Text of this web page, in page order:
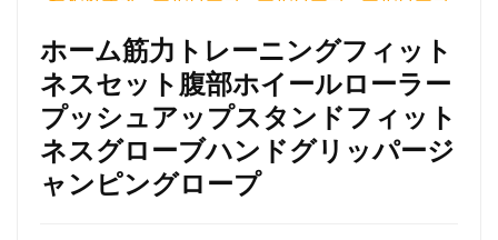
ホーム筋力トレーニングフィット
ネスセット腹部ホイールローラー
プッシュアップスタンドフィット
ネスグローブハンドグリッパージ
ャンピングロープ